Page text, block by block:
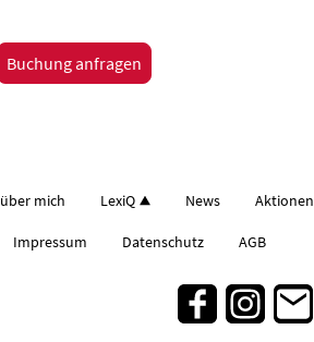
Buchung anfragen
über mich LexiQ News Aktionen
Impressum Datenschutz AGB